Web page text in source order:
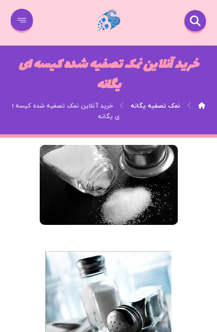
خرید آنلاین نمک تصفیه شده کیسه ای
یگانه
نمک تصفیه یگانه
خرید آنلاین نمک تصفیه شده کیسه ا
ی یگانه